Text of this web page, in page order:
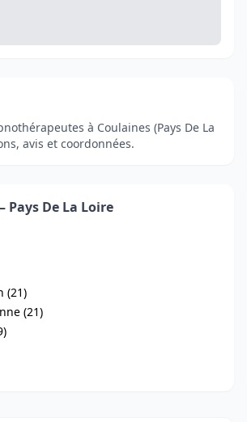
à Coulaines (Pays De La
avis et coordonnées.
De La Loire
(21)
(21)